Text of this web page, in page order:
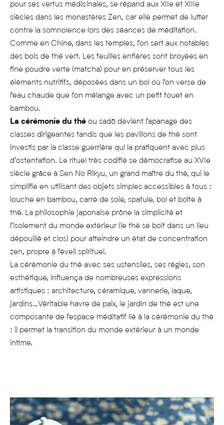
pour ses vertus médicinales, se répand aux XIIe et XIIIe
siècles dans les monastères Zen, car elle permet de lutter
contre la somnolence lors des séances de méditation.
Comme en Chine, dans les temples, l’on sert aux notables
des bols de thé vert. Les feuilles entières sont broyées en
fine poudre verte (matcha) pour en préserver tous les
éléments nutritifs, déposées dans un bol où l’on verse de
l’eau chaude que l’on mélange avec un petit fouet en
bambou.
La cérémonie du thé ou sadō devient l’apanage des
classes dirigeantes tandis que les pavillons de thé sont
investis par la classe guerrière qui la pratiquent avec plus
d’ostentation. Le rituel très codifié se démocratise au XVIe
siècle grâce à Sen No Rikyu, un grand maître du thé, qui le
simplifie en utilisant des objets simples accessibles à tous :
louche en bambou, carré de soie, spatule, bol et boîte à
thé. La philosophie japonaise prône la simplicité et
l’isolement du monde extérieur (le thé se boit dans un lieu
dépouillé et clos) pour atteindre un état de concentration
zen, propre à l’éveil spirituel.
La cérémonie du thé avec ses ustensiles, ses règles, son
esthétique, influença de nombreuses expressions
artistiques : architecture, céramique, vannerie, laque,
jardins…Véritable havre de paix, le jardin de thé est une
composante de l’espace méditatif lié à la cérémonie du thé
: il permet la transition du monde extérieur à un monde
intime.